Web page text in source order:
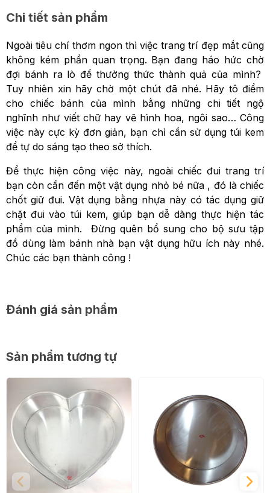
Chi tiết sản phẩm
Ngoài tiêu chí thơm ngon thì việc trang trí đẹp mắt cũng
không kém phần quan trọng. Bạn đang háo hức chờ
đợi bánh ra lò để thưởng thức thành quả của mình?
Tuy nhiên xin hãy chờ một chút đã nhé. Hãy tô điểm
cho chiếc bánh của mình bằng những chi tiết ngộ
nghĩnh như viết chữ hay vẽ hình hoa, ngôi sao… Công
việc này cực kỳ đơn giản, bạn chỉ cần sử dụng túi kem
để tự do sáng tạo theo sở thích.
Để thực hiện công việc này, ngoài chiếc đui trang trí
bạn còn cần đến một vật dụng nhỏ bé nữa , đó là chiếc
chốt giữ đui. Vật dụng bằng nhựa này có tác dụng giữ
chặt đui vào túi kem, giúp bạn dễ dàng thực hiện tác
phẩm của mình. Đừng quên bổ sung cho bộ sưu tập
đồ dùng làm bánh nhà bạn vật dụng hữu ích này nhé.
Chúc các bạn thành công !
Đánh giá sản phẩm
Sản phẩm tương tự